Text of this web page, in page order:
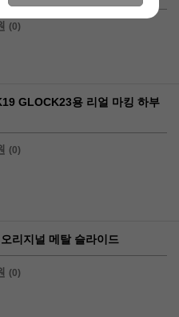
(0)
GLOCK23용 리얼 마킹 하부
(0)
리지널 메탈 슬라이드
(0)